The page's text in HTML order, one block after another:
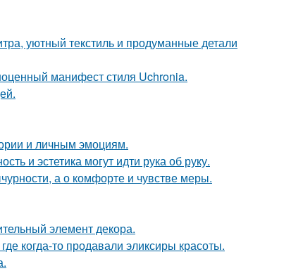
уютный текстиль и продуманные детали
манифест стиля Uchronia.
и личным эмоциям.
и эстетика могут идти рука об руку.
а о комфорте и чувстве меры.
элемент декора.
когда-то продавали эликсиры красоты.